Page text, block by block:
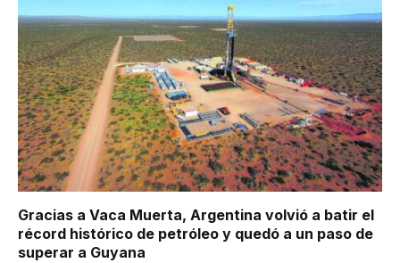
Gracias a Vaca Muerta, Argentina volvió a batir el
récord histórico de petróleo y quedó a un paso de
superar a Guyana